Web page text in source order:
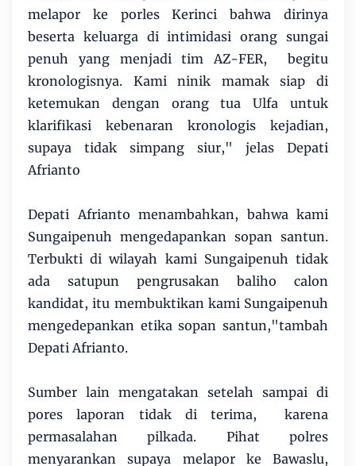
melapor ke porles Kerinci bahwa dirinya
beserta keluarga di intimidasi orang sungai
penuh yang menjadi tim AZ-FER, begitu
kronologisnya. Kami ninik mamak siap di
ketemukan dengan orang tua Ulfa untuk
klarifikasi kebenaran kronologis kejadian,
supaya tidak simpang siur," jelas Depati
Afrianto
Depati Afrianto menambahkan, bahwa kami
Sungaipenuh mengedapankan sopan santun.
Terbukti di wilayah kami Sungaipenuh tidak
ada satupun pengrusakan baliho calon
kandidat, itu membuktikan kami Sungaipenuh
mengedepankan etika sopan santun,"tambah
Depati Afrianto.
Sumber lain mengatakan setelah sampai di
pores laporan tidak di terima, karena
permasalahan pilkada. Pihat polres
menyarankan supaya melapor ke Bawaslu,